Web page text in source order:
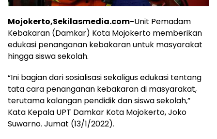
Mojokerto,Sekilasmedia.com-Unit Pemadam
Kebakaran (Damkar) Kota Mojokerto memberikan
edukasi penanganan kebakaran untuk masyarakat
hingga siswa sekolah.
“Ini bagian dari sosialisasi sekaligus edukasi tentang
tata cara penanganan kebakaran di masyarakat,
terutama kalangan pendidik dan siswa sekolah,”
Kata Kepala UPT Damkar Kota Mojokerto, Joko
Suwarno. Jumat (13/1/2022).